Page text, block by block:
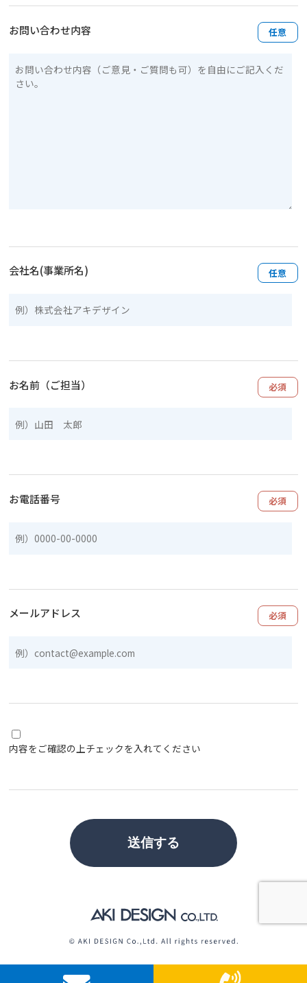
お問い合わせ内容 任意
会社名(事業所名) 任意
お名前（ご担当） 必須
お電話番号 必須
メールアドレス 必須
内容をご確認の上チェックを入れてください